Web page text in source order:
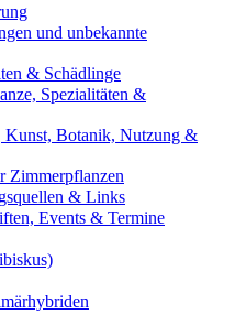
und unbekannte
& Schädlinge
Spezialitäten &
Botanik, Nutzung &
& Links
Events & Termine